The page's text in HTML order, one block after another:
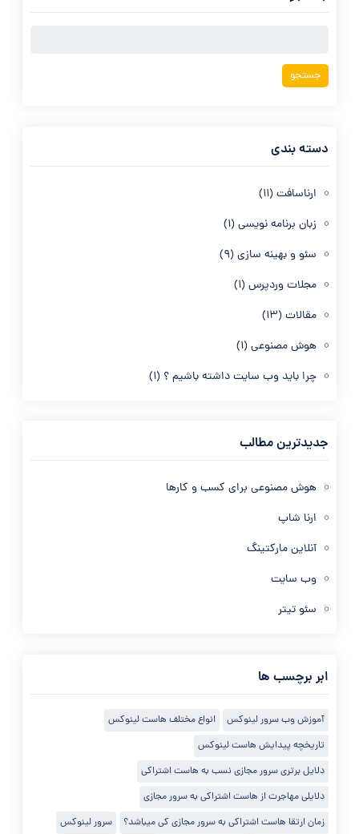
دسته بندی
ارناسافت(11)
زبان برنامه نویسی(1)
سئو و بهینه سازی(9)
مجلات وردپرس(1)
مقالات(13)
هوش مصنوعی(1)
چرا باید وب سایت داشته باشیم ؟ (1)
جدیدترین مطالب
هوش مصنوعی برای کسب و کارها
ارنا شاپ
آنلاین مارکتینگ
وب سایت
سئو تیتر
ابر برچسب ها
آموزش وب سرور لینوکس
انواع مختلف هاست لینوکس
تاریخچه پیدایش هاست لینوکس
دلایل برتری سرور مجازی نسب به هاست اشتراکی
دلایلی مهاجرت از هاست اشتراکی به سرور مجازی
زمان ارتقا هاست اشتراکی به سرور مجازی کی میباشد؟
سرور لینوکس